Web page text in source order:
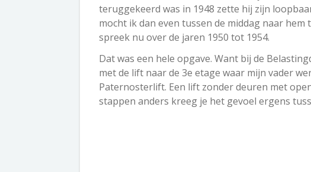
teruggekeerd was in 1948 zette hij zijn
mocht ik dan even tussen de middag naar
spreek nu over de jaren 1950 tot 1954.
Dat was een hele opgave. Want bij de
met de lift naar de 3e etage waar mijn vader
Paternosterlift. Een lift zonder deuren met
stappen anders kreeg je het gevoel ergens